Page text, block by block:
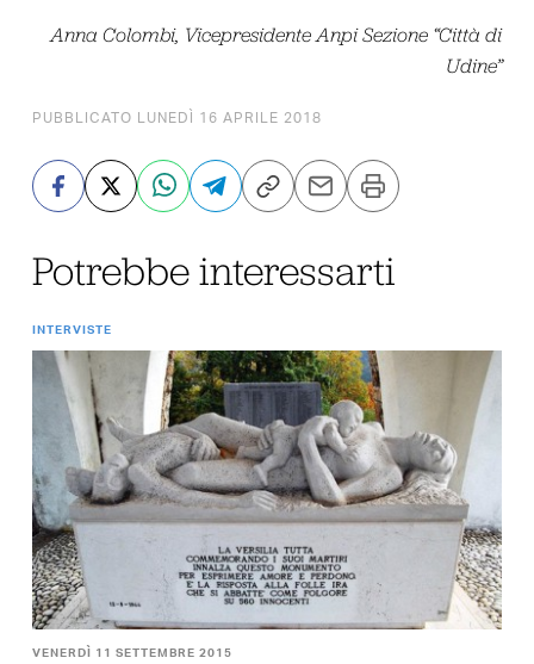
Anna Colombi, Vicepresidente Anpi Sezione “Città di
Udine”
PUBBLICATO LUNEDÌ 16 APRILE 2018
Potrebbe interessarti
INTERVISTE
VENERDÌ 11 SETTEMBRE 2015